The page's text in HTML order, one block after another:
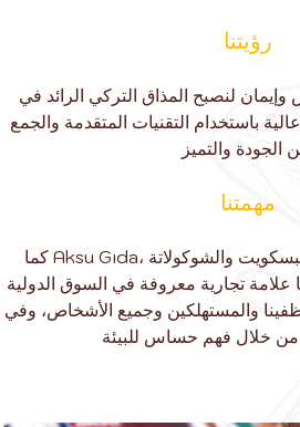
رؤيتنا
لنصبح المذاق التركي الرائد في
باستخدام التقنيات المتقدمة والجمع
مهمتنا
كما Aksu Gıda، في قطاع الشوكولاتة والبسكويت والشوكولاتة
علامة تجارية معروفة في السوق الدولية
والمستهلكين وجميع الأشخاص، وفي